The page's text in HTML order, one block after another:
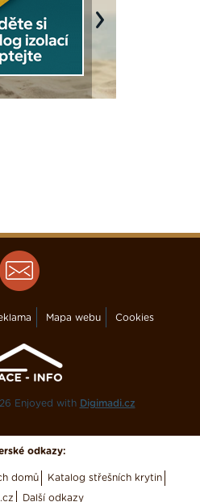
Next
Mapa webu Cookies
Enjoyed with Digimadi.cz
odkazy:
domů Katalog střešních krytin
Další odkazy